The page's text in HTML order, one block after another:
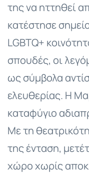
της να ηττηθεί
κατέστησε
LGBTQ+
σπουδές, οι
ως σύμβολα
ελευθερίας. Η
καταφύγιο
Με τη
της ένταση,
χώρο χωρίς